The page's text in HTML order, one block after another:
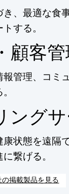
、最適な食
する。
顧客
管理、コミ
ング
状態を遠隔
繋げる。
の掲載製品を見る